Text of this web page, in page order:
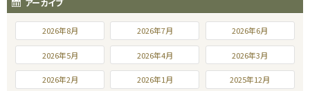
2026年8月 2026年7月 2026年6月
2026年5月 2026年4月 2026年3月
2026年2月 2026年1月 2025年12月